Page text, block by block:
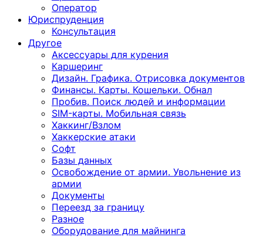
Оператор
Юриспруденция
Консультация
Другoе
Аксессуары для курения
Каршеринг
Дизайн. Графика. Отрисовка документов
Финансы. Карты. Кошельки. Обнал
Пробив. Поиск людей и информации
SIM-карты. Мобильная связь
Хаккинг/Взлом
Хаккерские атаки
Софт
Базы данных
Освобождение от армии. Увольнение из
армии
Документы
Переезд за границу
Разное
Оборудование для майнинга